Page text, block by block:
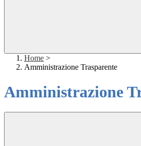
Home >
Amministrazione Trasparente
Amministrazione